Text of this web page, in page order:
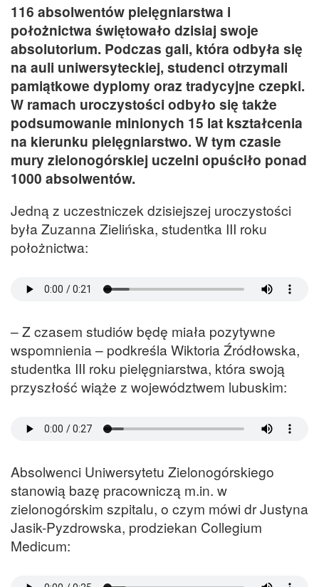
116 absolwentów pielęgniarstwa i
położnictwa świętowało dzisiaj swoje
absolutorium. Podczas gali, która odbyła się
na auli uniwersyteckiej, studenci otrzymali
pamiątkowe dyplomy oraz tradycyjne czepki.
W ramach uroczystości odbyło się także
podsumowanie minionych 15 lat kształcenia
na kierunku pielęgniarstwo. W tym czasie
mury zielonogórskiej uczelni opuściło ponad
1000 absolwentów.
Jedną z uczestniczek dzisiejszej uroczystości
była Zuzanna Zielińska, studentka III roku
położnictwa:
– Z czasem studiów będę miała pozytywne
wspomnienia – podkreśla Wiktoria Źródłowska,
studentka III roku pielęgniarstwa, która swoją
przyszłość wiąże z województwem lubuskim:
Absolwenci Uniwersytetu Zielonogórskiego
stanowią bazę pracowniczą m.in. w
zielonogórskim szpitalu, o czym mówi dr Justyna
Jasik-Pyzdrowska, prodziekan Collegium
Medicum: